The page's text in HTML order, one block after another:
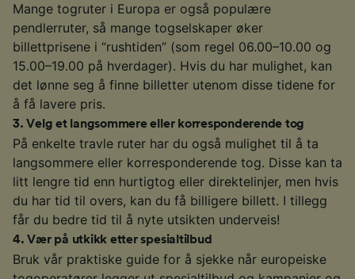
Mange togruter i Europa er også populære
pendlerruter, så mange togselskaper øker
billettprisene i “rushtiden” (som regel 06.00–10.00 og
15.00–19.00 på hverdager). Hvis du har mulighet, kan
det lønne seg å finne billetter utenom disse tidene for
å få lavere pris.
3.Velg et langsommere eller korresponderende tog
På enkelte travle ruter har du også mulighet til å ta
langsommere eller korresponderende tog. Disse kan ta
litt lengre tid enn hurtigtog eller direktelinjer, men hvis
du har tid til overs, kan du få billigere billett. I tillegg
får du bedre tid til å nyte utsikten underveis!
4.Vær på utkikk etter spesialtilbud
Bruk vår praktiske guide for å sjekke når europeiske